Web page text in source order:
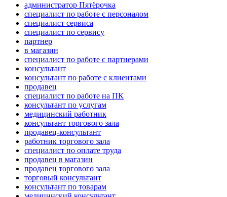
администратор Пятёрочка
специалист по работе с персоналом
специалист сервиса
специалист по сервису
партнер
в магазин
специалист по работе с партнерами
консультант
консультант по работе с клиентами
продавец
специалист по работе на ПК
консультант по услугам
медицинский работник
консультант торгового зала
продавец-консультант
работник торгового зала
специалист по оплате труда
продавец в магазин
продавец торгового зала
торговый консультант
консультант по товарам